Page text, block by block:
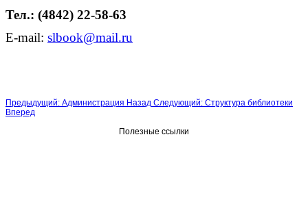
Тел.: (4842) 22-58-63
E-mail: slbook@mail.ru
Предыдущий: Администрация Назад Следующий: Структура библиотеки
Вперед
Полезные ссылки